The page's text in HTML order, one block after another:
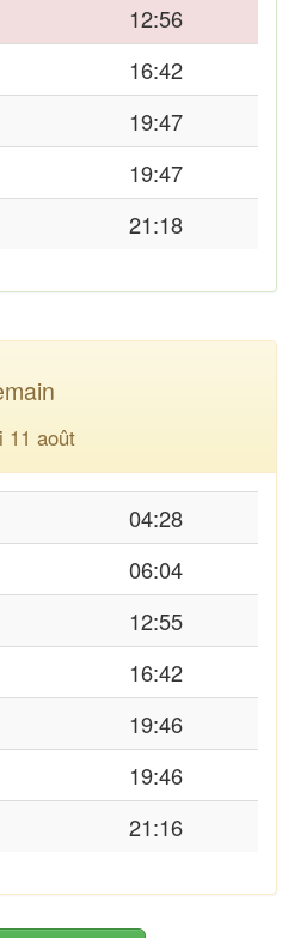
12:56
16:42
19:47
19:47
21:18
11 août
04:28
06:04
12:55
16:42
19:46
19:46
21:16